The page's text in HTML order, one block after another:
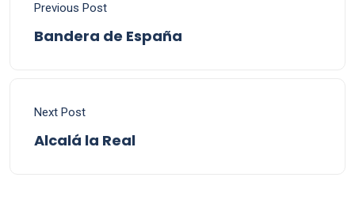
Previous Post
Bandera de España
Next Post
Alcalá la Real